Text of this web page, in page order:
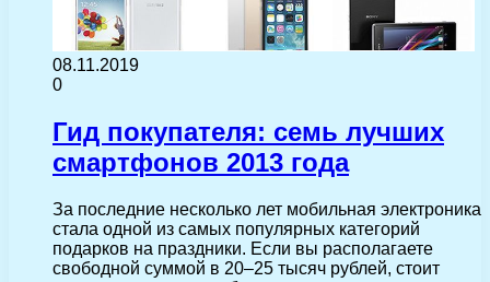
08.11.2019
0
Гид покупателя: семь лучших
смартфонов 2013 года
За последние несколько лет мобильная электроника
стала одной из самых популярных категорий
подарков на праздники. Если вы располагаете
свободной суммой в 20–25 тысяч рублей, стоит